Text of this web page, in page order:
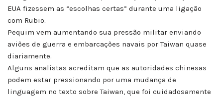
EUA fizessem as “escolhas certas” durante uma ligação
com Rubio.
Pequim vem aumentando sua pressão militar enviando
aviões de guerra e embarcações navais por Taiwan quase
diariamente.
Alguns analistas acreditam que as autoridades chinesas
podem estar pressionando por uma mudança de
linguagem no texto sobre Taiwan, que foi cuidadosamente